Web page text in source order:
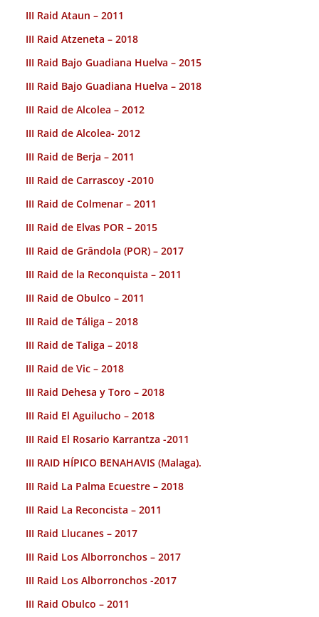
III Raid Ataun – 2011
III Raid Atzeneta – 2018
III Raid Bajo Guadiana Huelva – 2015
III Raid Bajo Guadiana Huelva – 2018
III Raid de Alcolea – 2012
III Raid de Alcolea- 2012
III Raid de Berja – 2011
III Raid de Carrascoy -2010
III Raid de Colmenar – 2011
III Raid de Elvas POR – 2015
III Raid de Grândola (POR) – 2017
III Raid de la Reconquista – 2011
III Raid de Obulco – 2011
III Raid de Táliga – 2018
III Raid de Taliga – 2018
III Raid de Vic – 2018
III Raid Dehesa y Toro – 2018
III Raid El Aguilucho – 2018
III Raid El Rosario Karrantza -2011
III RAID HÍPICO BENAHAVIS (Malaga).
III Raid La Palma Ecuestre – 2018
III Raid La Reconcista – 2011
III Raid Llucanes – 2017
III Raid Los Alborronchos – 2017
III Raid Los Alborronchos -2017
III Raid Obulco – 2011